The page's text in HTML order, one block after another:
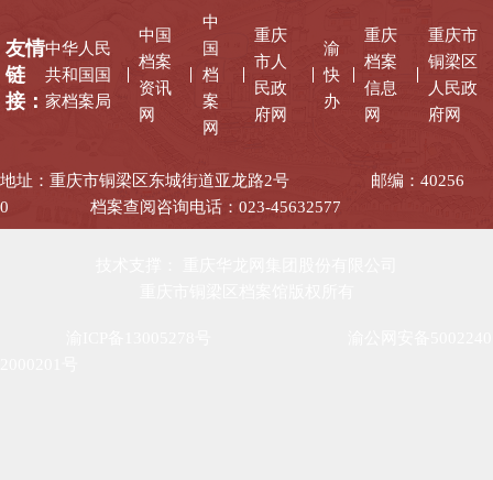
友情
链
接：
中华人民
共和国国
家档案局
中国
档案
资讯
网
中
国
档
案
网
重庆
市人
民政
府网
渝
快
办
重庆
档案
信息
网
重庆市
铜梁区
人民政
府网
地址：重庆市铜梁区东城街道亚龙路2号
邮编：40256
0
档案查阅咨询电话：023-45632577